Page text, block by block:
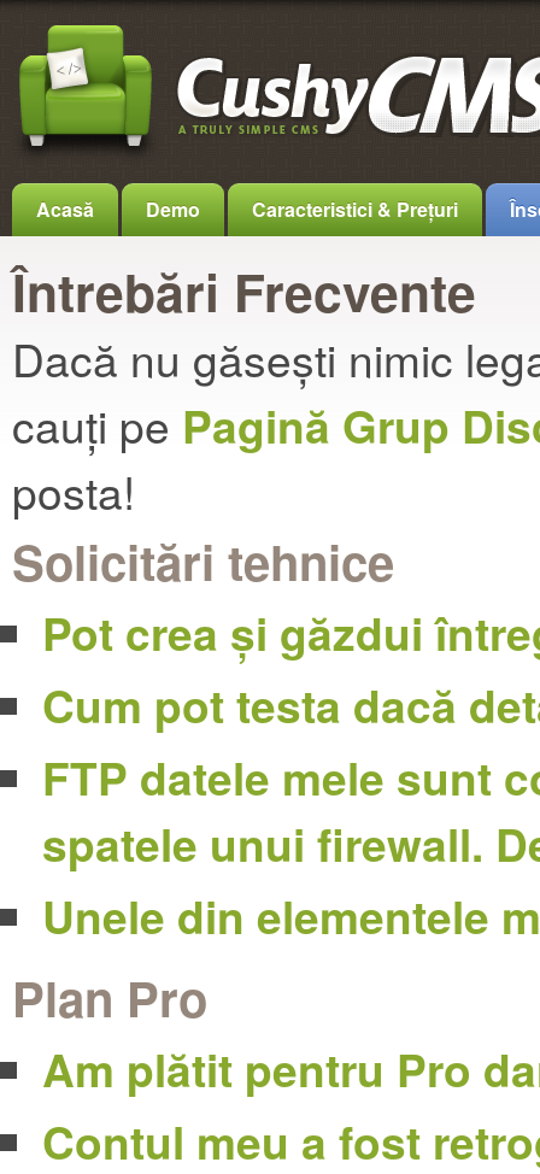
Acasă Demo Caracteristici & Prețuri
Întrebări Frecvente
Dacă nu găsești nimic
cauți pe Pagină Grup
posta!
Solicitări tehnice
Pot crea și găzdui
Cum pot testa dacă
FTP datele mele sunt
spatele unui firewall.
Unele din elementele
Plan Pro
Am plătit pentru Pro
Contul meu a fost